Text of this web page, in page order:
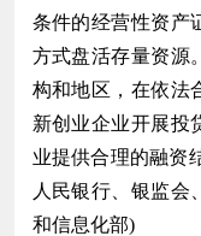
条件的经营性资产
方式盘活存量资源
构和地区，在依法
新创业企业开展投
业提供合理的融资
人民银行、银监会
和信息化部)